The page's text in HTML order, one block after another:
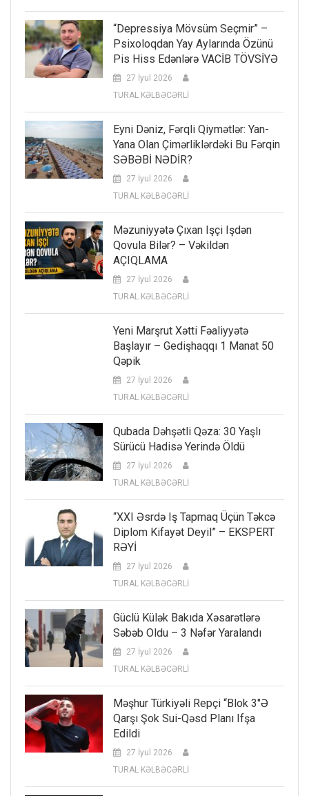
“Depressiya Mövsüm Seçmir” –
Psixoloqdan Yay Aylarında Özünü
Pis Hiss Edənlərə VACİB TÖVSİYƏ
27 İyul 2026
TURAL KƏLBƏCƏRLİ
Eyni Dəniz, Fərqli Qiymətlər: Yan-
Yana Olan Çimərliklərdəki Bu Fərqin
SƏBƏBİ NƏDİR?
27 İyul 2026
TURAL KƏLBƏCƏRLİ
Məzuniyyətə Çıxan Işçi Işdən
Qovula Bilər? – Vəkildən
AÇIQLAMA
27 İyul 2026
TURAL KƏLBƏCƏRLİ
Yeni Marşrut Xətti Fəaliyyətə
Başlayır – Gedişhaqqı 1 Manat 50
Qəpik
27 İyul 2026
TURAL KƏLBƏCƏRLİ
Qubada Dəhşətli Qəza: 30 Yaşlı
Sürücü Hadisə Yerində Öldü
27 İyul 2026
TURAL KƏLBƏCƏRLİ
“XXI Əsrdə Iş Tapmaq Üçün Təkcə
Diplom Kifayət Deyil” – EKSPERT
RƏYİ
27 İyul 2026
TURAL KƏLBƏCƏRLİ
Güclü Külək Bakıda Xəsarətlərə
Səbəb Oldu – 3 Nəfər Yaralandı
27 İyul 2026
TURAL KƏLBƏCƏRLİ
Məşhur Türkiyəli Repçi “Blok 3″ə
Qarşı Şok Sui-Qəsd Planı Ifşa
Edildi
27 İyul 2026
TURAL KƏLBƏCƏRLİ